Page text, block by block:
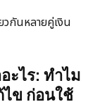
กันหลายคู่เงิน
ะไร: ทำไม
ไข ก่อนใช้